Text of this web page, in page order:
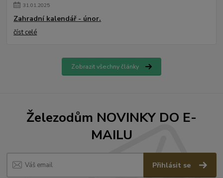
31.01.2025
Zahradní kalendář - únor.
číst celé
Zobrazit všechny články
Železodům NOVINKY DO E-
MAILU
Přihlásit se